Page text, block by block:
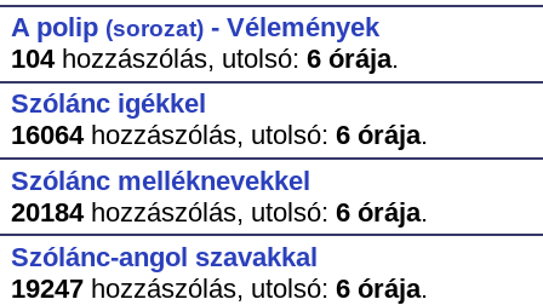
A polip (sorozat)- Vélemények
104hozzászólás, utolsó: 6 órája.
Szólánc igékkel
16064hozzászólás, utolsó: 6 órája.
Szólánc melléknevekkel
20184hozzászólás, utolsó: 6 órája.
Szólánc-angol szavakkal
19247hozzászólás, utolsó: 6 órája.